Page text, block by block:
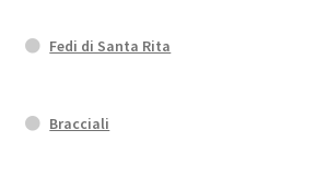
Fedi di Santa Rita
Bracciali